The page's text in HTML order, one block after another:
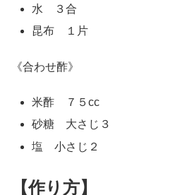
水 ３合
昆布 １片
《合わせ酢》
米酢 ７５cc
砂糖 大さじ３
塩 小さじ２
【作り方】